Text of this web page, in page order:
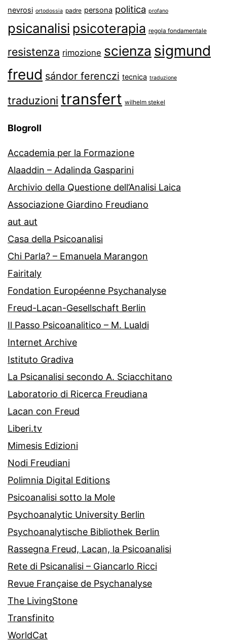
nevrosi ortodossia padre persona politica profano
psicanalisi psicoterapia regola fondamentale
resistenza rimozione scienza sigmund
freud sándor ferenczi tecnica traduzione
traduzioni transfert wilhelm stekel
Blogroll
Accademia per la Formazione
Alaaddin – Adalinda Gasparini
Archivio della Questione dell’Analisi Laica
Associazione Giardino Freudiano
aut aut
Casa della Psicoanalisi
Chi Parla? – Emanuela Marangon
Fairitaly
Fondation Européenne Psychanalyse
Freud-Lacan-Gesellschaft Berlin
Il Passo Psicoanalitico – M. Lualdi
Internet Archive
Istituto Gradiva
La Psicanalisi secondo A. Sciacchitano
Laboratorio di Ricerca Freudiana
Lacan con Freud
Liberi.tv
Mimesis Edizioni
Nodi Freudiani
Polimnia Digital Editions
Psicoanalisi sotto la Mole
Psychoanalytic University Berlin
Psychoanalytische Bibliothek Berlin
Rassegna Freud, Lacan, la Psicoanalisi
Rete di Psicanalisi – Giancarlo Ricci
Revue Française de Psychanalyse
The LivingStone
Transfinito
WorldCat